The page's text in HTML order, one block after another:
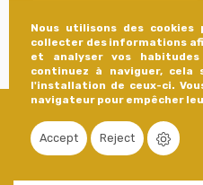
Nous utilisons des
collecter des informations
et analyser vos
continuez à naviguer, cela
l'installation de ceux-ci.
navigateur pour empêcher
Accept Reject
Abonnez-vous à